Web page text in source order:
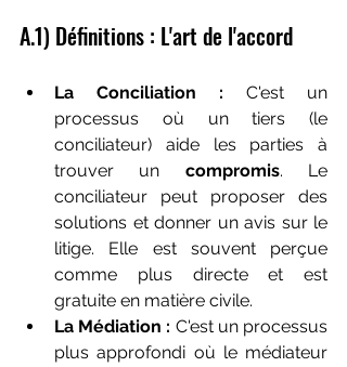
A.1) Définitions : L'art de l'accord
La Conciliation : C'est un
processus où un tiers (le
conciliateur) aide les parties à
trouver un compromis. Le
conciliateur peut proposer des
solutions et donner un avis sur le
litige. Elle est souvent perçue
comme plus directe et est
gratuite en matière civile.
La Médiation : C'est un processus
plus approfondi où le médiateur